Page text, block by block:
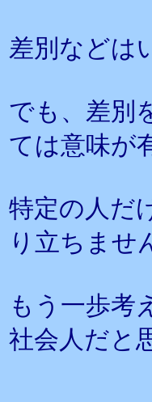
差別などは
でも、差別
ては意味が
特定の人だ
り立ちませ
もう一歩考
社会人だと